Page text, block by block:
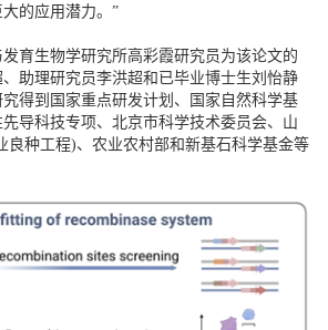
的应用潜力。”
生物学研究所高彩霞研究员为该论文的
助理研究员李洪超和已毕业博士生刘怡静
得到国家重点研发计划、国家自然科学基
导科技专项、北京市科学技术委员会、山
良种工程)、农业农村部和新基石科学基金等